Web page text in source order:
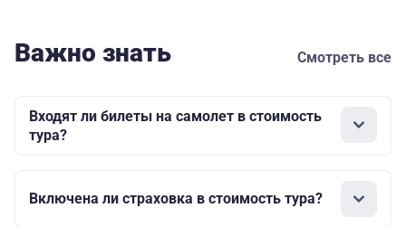
Важно знать Смотреть все
Входят ли билеты на самолет в стоимость
тура?
Включена ли страховка в стоимость тура?